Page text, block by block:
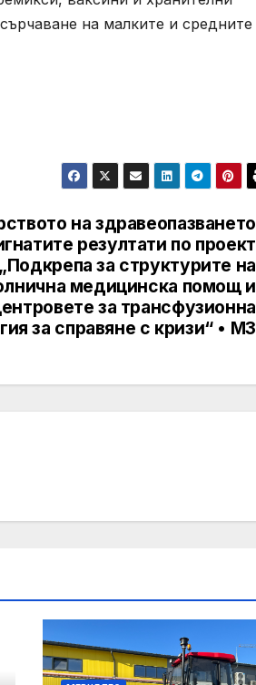
на малките и средните
на здравеопазването
резултати по проект
„Подкрепа за структурите на
медицинска помощ и
за трансфузионна
за справяне с кризи“ • МЗ